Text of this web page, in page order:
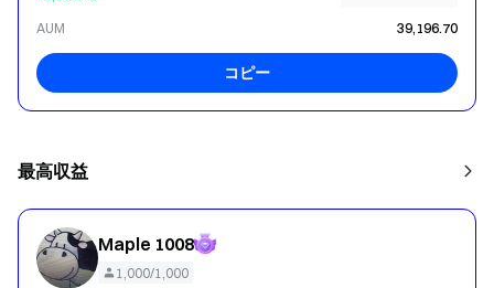
AUM
39,196.70
コピー
最高収益
Maple 1008
1,000/1,000